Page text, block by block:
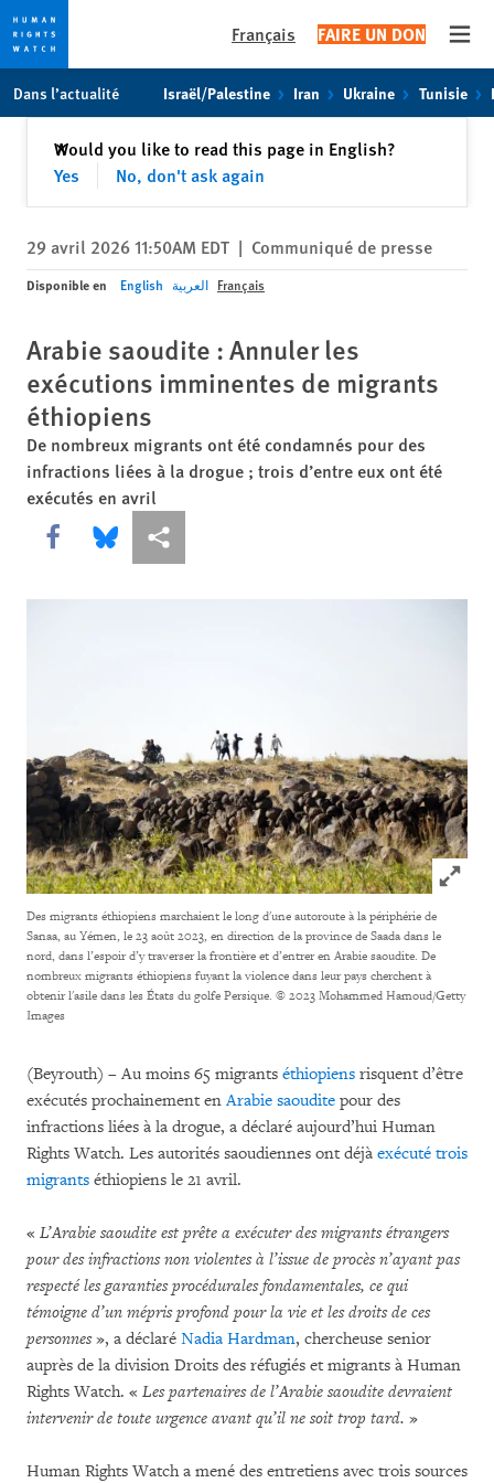
toto
content
Français FAIRE UN DON
Dans l’actualité Israël/Palestine Iran Ukraine Tunisie
Would you like to read this page in English?
Yes
No, don't ask again
✕Fermer
29 avril 2026 11:50AM EDT | Communiqué de presse
Disponible en English العربية Français
Arabie saoudite : Annuler les
exécutions imminentes de migrants
éthiopiens
De nombreux migrants ont été condamnés pour des
infractions liées à la drogue ; trois d’entre eux ont été
exécutés en avril
Share this via Facebook
Share this via Bluesky
Share this via Partagez
Click to
Des migrants éthiopiens marchaient le long d'une autoroute à la périphérie de
Sanaa, au Yémen, le 23 août 2023, en direction de la province de Saada dans le
nord, dans l’espoir d’y traverser la frontière et d’entrer en Arabie saoudite. De
nombreux migrants éthiopiens fuyant la violence dans leur pays cherchent à
obtenir l'asile dans les États du golfe Persique. © 2023 Mohammed Hamoud/Getty
Images
(Beyrouth) – Au moins 65 migrants éthiopiens risquent d’être
exécutés prochainement enArabie saoudite pour des
infractions liées à la drogue, a déclaré aujourd’hui Human
Rights Watch. Les autorités saoudiennes ont déjà exécuté trois
migrants éthiopiens le 21 avril.
« L’Arabie saoudite est prête a exécuter des migrants étrangers
pour des infractions non violentes à l’issue de procès n’ayant pas
respecté les garanties procédurales fondamentales, ce qui
témoigne d’un mépris profond pour la vie et les droits de ces
personnes», a déclaré Nadia Hardman, chercheuse senior
auprès de la division Droits des réfugiés et migrants à Human
Rights Watch. « Les partenaires de l’Arabie saoudite devraient
intervenir de toute urgence avant qu’il ne soit trop tard. »
Human Rights Watch a mené des entretiens avec trois sources